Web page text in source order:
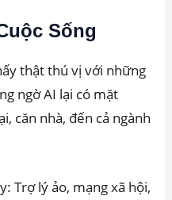
Sống
thật thú vị với những
ngờ AI lại có mặt
căn nhà, đến cả ngành
Trợ lý ảo, mạng xã hội,